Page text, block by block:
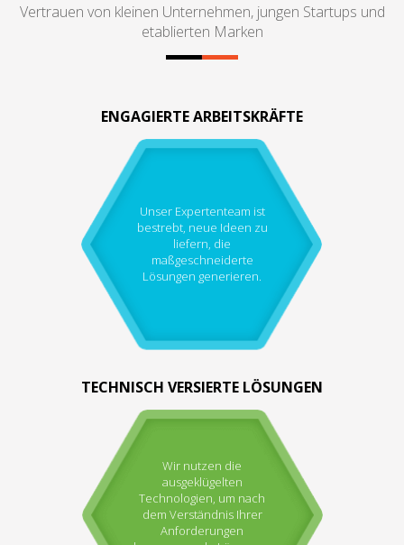
Vertrauen von kleinen Unternehmen, jungen Startups und
etablierten Marken
ENGAGIERTE ARBEITSKRÄFTE
Unser Expertenteam ist
bestrebt, neue Ideen zu
liefern, die
maßgeschneiderte
Lösungen generieren.
TECHNISCH VERSIERTE LÖSUNGEN
Wir nutzen die
ausgeklügelten
Technologien, um nach
dem Verständnis Ihrer
Anforderungen